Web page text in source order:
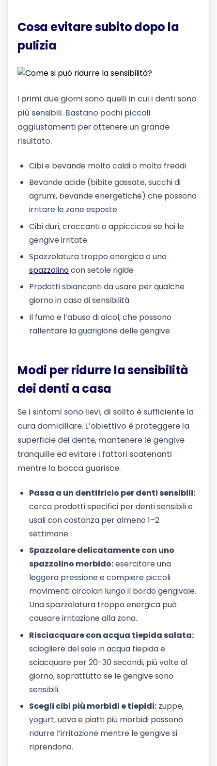
Cosa evitare subito dopo la
pulizia
I primi due giorni sono quelli in cui i denti sono
più sensibili. Bastano pochi piccoli
aggiustamenti per ottenere un grande
risultato.
Cibi e bevande molto caldi o molto freddi
Bevande acide (bibite gassate, succhi di
agrumi, bevande energetiche) che possono
irritare le zone esposte
Cibi duri, croccanti o appiccicosi se hai le
gengive irritate
Spazzolatura troppo energica o uno
spazzolinocon setole rigide
Prodotti sbiancanti da usare per qualche
giorno in caso di sensibilità
Il fumo e l’abuso di alcol, che possono
rallentare la guarigione delle gengive
Modi per ridurre la sensibilità
dei denti a casa
Se i sintomi sono lievi, di solito è sufficiente la
cura domiciliare. L’obiettivo è proteggere la
superficie del dente, mantenere le gengive
tranquille ed evitare i fattori scatenanti
mentre la bocca guarisce.
Passa a un dentifricio per denti sensibili:
cerca prodotti specifici per denti sensibili e
usali con costanza per almeno 1–2
settimane.
Spazzolare delicatamente con uno
spazzolino morbido:esercitare una
leggera pressione e compiere piccoli
movimenti circolari lungo il bordo gengivale.
Una spazzolatura troppo energica può
causare irritazione alla zona.
Risciacquare con acqua tiepida salata:
sciogliere del sale in acqua tiepida e
sciacquare per 20-30 secondi, più volte al
giorno, soprattutto se le gengive sono
sensibili.
Scegli cibi più morbidi e tiepidi: zuppe,
yogurt, uova e piatti più morbidi possono
ridurre l’irritazione mentre le gengive si
riprendono.